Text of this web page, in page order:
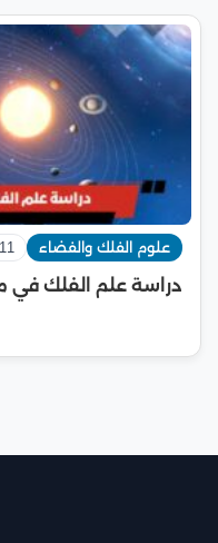
علوم الفلك والفضاء 11 مارس 2025
دراسة علم الفلك في